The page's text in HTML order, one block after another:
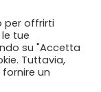
da 99€!
per offrirti
tue
su "Accetta
Tuttavia,
un